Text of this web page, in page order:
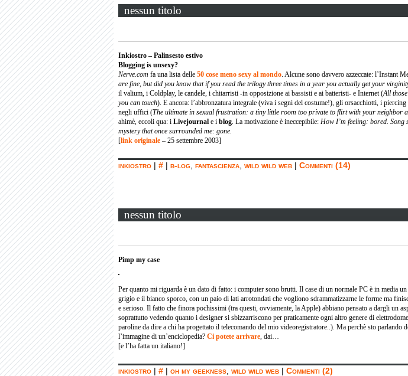
nessun titolo
Inkiostro – Palinsesto estivo
Blogging is unsexy?
Nerve.com fa una lista delle 50 cose meno sexy al mondo. Alcune sono davvero azzeccate: l’Instant
are fine, but did you know that if you read the trilogy three times in a year you actually get your
il valium, i Coldplay, le candele, i chitarristi -in opposizione ai bassisti e ai batteristi- e Internet (All
you can touch). E ancora: l’abbronzatura integrale (viva i segni del costume!), gli orsacchiotti, i
negli uffici (The ultimate in sexual frustration: a tiny little room too private to flirt with your neighbor
ahimè, eccoli qua: i Livejournal e i blog. La motivazione è ineccepibile: How I’m feeling: bored.
mystery that once surrounded me: gone.
[link originale – 25 settembre 2003]
inkiostro | # | b-log fantascienza wild wild web | Commenti (14)
nessun titolo
Pimp my case
Per quanto mi riguarda è un dato di fatto: i computer sono brutti. Il case di un normale PC è in media
grigio e il bianco sporco, con un paio di lati arrotondati che vogliono sdrammatizzarne le forme ma
e serioso. Il fatto che finora pochissimi (tra questi, ovviamente, la Apple) abbiano pensato a dargli un
soprattutto vedendo quanto i designer si sbizzarriscono per praticamente ogni altro genere di
paroline da dire a chi ha progettato il telecomando del mio videoregistratore..). Ma perchè sto parlando
l’immagine di un’enciclopedia? Ci potete arrivare, dai…
[e l’ha fatta un italiano!]
inkiostro | # | oh my geekness wild wild web | Commenti (2)